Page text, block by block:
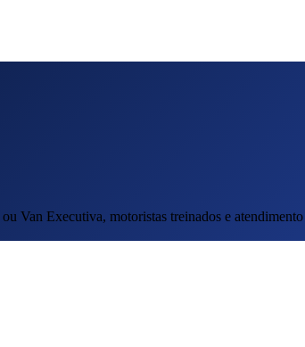
Van Executiva, motoristas treinados e